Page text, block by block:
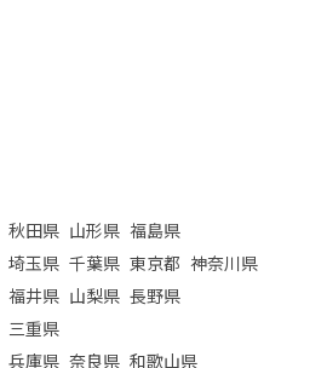
秋田県 山形県 福島県
埼玉県 千葉県 東京都 神奈川県
福井県 山梨県 長野県
三重県
兵庫県 奈良県 和歌山県